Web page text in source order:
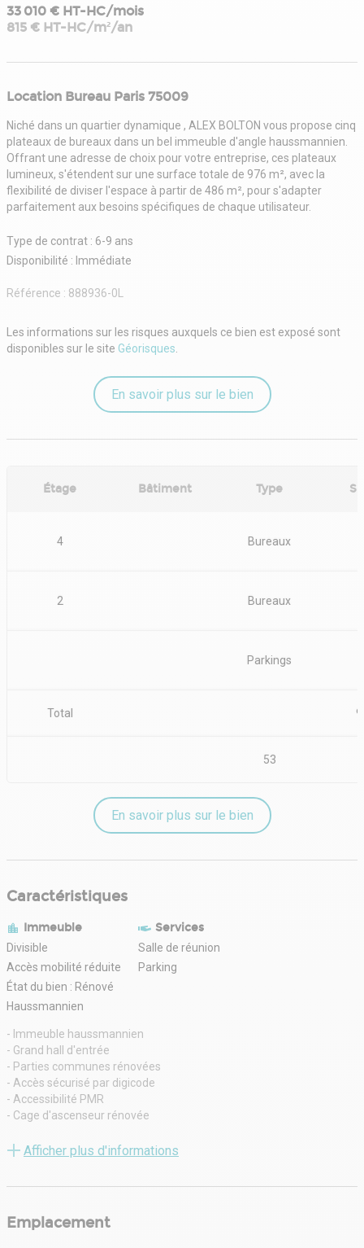
33 010 € HT-HC/mois
815 € HT-HC/m²/an
Location Bureau Paris 75009
Niché dans un quartier dynamique , ALEX BOLTON vous propose cinq
plateaux de bureaux dans un bel immeuble d'angle haussmannien.
Offrant une adresse de choix pour votre entreprise, ces plateaux
lumineux, s'étendent sur une surface totale de 976 m², avec la
flexibilité de diviser l'espace à partir de 486 m², pour s'adapter
parfaitement aux besoins spécifiques de chaque utilisateur.
Type de contrat : 6-9 ans
Disponibilité : Immédiate
Référence : 888936-0L
Les informations sur les risques auxquels ce bien est exposé sont
disponibles sur le site Géorisques
En savoir plus sur le bien
Étage Bâtiment Type
4 Bureaux
2 Bureaux
Parkings
Total
53
En savoir plus sur le bien
Caractéristiques
Immeuble
Divisible
Accès mobilité réduite
État du bien : Rénové
Haussmannien
Services
Salle de réunion
Parking
- Immeuble haussmannien
- Grand hall d'entrée
- Parties communes rénovées
- Accès sécurisé par digicode
- Accessibilité PMR
- Cage d'ascenseur rénovée
- Locaux livrés rénovés (4ème étage) et en très bon état (2ème)
- Mise en place de stores intérieurs
Afficher plus d'informations
Emplacement